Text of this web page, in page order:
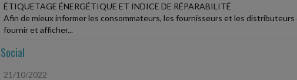
ÉTIQUETAGE ÉNERGÉTIQUE ET INDICE DE RÉPARABILITÉ
Afin de mieux informer les consommateurs, les fournisseurs et les
fournir et afficher...
Social
21/10/2022